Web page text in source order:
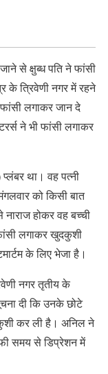
से क्षुब्ध पति ने फांसी
के त्रिवेणी नगर में रहने
लगाकर जान दे
ने भी फांसी लगाकर
था। वह पत्नी
को किसी बात
होकर वह बच्ची
लगाकर खुदकुशी
के लिए भेजा है।
नगर तृतीय के
दी कि उनके छोटे
कर ली है। अनिल ने
समय से डिप्रेशन में